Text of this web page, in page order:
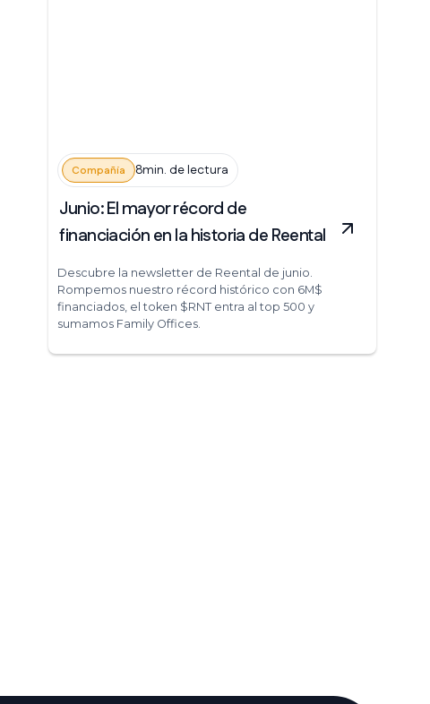
Compañía 8min. de lectura
Junio: El mayor récord de
financiación en la historia de Reental
Descubre la newsletter de Reental de junio.
Rompemos nuestro récord histórico con 6M$
financiados, el token $RNT entra al top 500 y
sumamos Family Offices.